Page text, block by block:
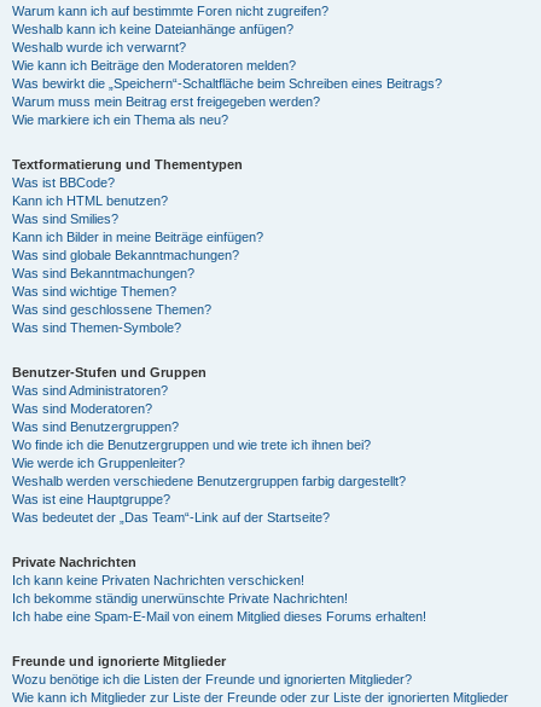
Warum kann ich auf bestimmte Foren nicht zugreifen?
Weshalb kann ich keine Dateianhänge anfügen?
Weshalb wurde ich verwarnt?
Wie kann ich Beiträge den Moderatoren melden?
Was bewirkt die „Speichern“-Schaltfläche beim Schreiben eines Beitrags?
Warum muss mein Beitrag erst freigegeben werden?
Wie markiere ich ein Thema als neu?
Textformatierung und Thementypen
Was ist BBCode?
Kann ich HTML benutzen?
Was sind Smilies?
Kann ich Bilder in meine Beiträge einfügen?
Was sind globale Bekanntmachungen?
Was sind Bekanntmachungen?
Was sind wichtige Themen?
Was sind geschlossene Themen?
Was sind Themen-Symbole?
Benutzer-Stufen und Gruppen
Was sind Administratoren?
Was sind Moderatoren?
Was sind Benutzergruppen?
Wo finde ich die Benutzergruppen und wie trete ich ihnen bei?
Wie werde ich Gruppenleiter?
Weshalb werden verschiedene Benutzergruppen farbig dargestellt?
Was ist eine Hauptgruppe?
Was bedeutet der „Das Team“-Link auf der Startseite?
Private Nachrichten
Ich kann keine Privaten Nachrichten verschicken!
Ich bekomme ständig unerwünschte Private Nachrichten!
Ich habe eine Spam-E-Mail von einem Mitglied dieses Forums erhalten!
Freunde und ignorierte Mitglieder
Wozu benötige ich die Listen der Freunde und ignorierten Mitglieder?
Wie kann ich Mitglieder zur Liste der Freunde oder zur Liste der ignorierten Mitglieder